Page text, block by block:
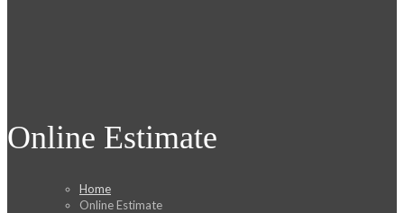
Online Estimate
Home
Online Estimate